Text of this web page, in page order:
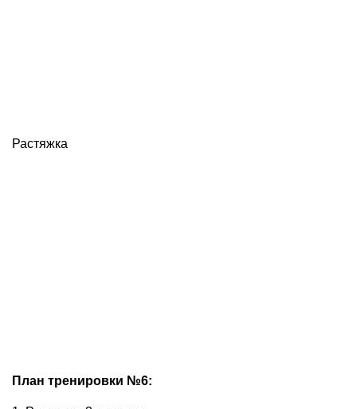
Растяжка
План тренировки №6: